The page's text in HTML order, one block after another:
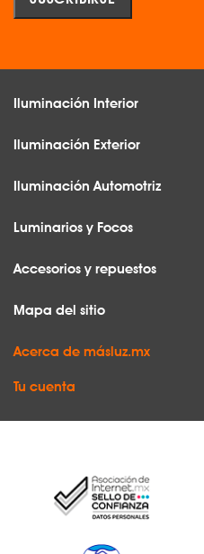
Iluminación Interior
Iluminación Exterior
Iluminación Automotriz
Luminarios y Focos
Accesorios y repuestos
Mapa del sitio
Acerca de másluz.mx
Tu cuenta